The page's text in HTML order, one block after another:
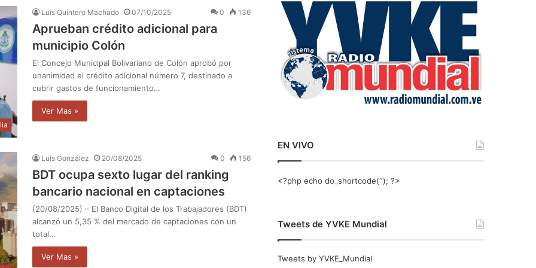
Luis Quintero Machado 07/10/2025 0 136
Aprueban crédito adicional para
municipio Colón
El Concejo Municipal Bolivariano de Colón aprobó por
unanimidad el crédito adicional número 7, destinado a
cubrir gastos de funcionamiento…
Ver Mas »
Luis González 20/08/2025 0 156
BDT ocupa sexto lugar del ranking
bancario nacional en captaciones
(20/08/2025) – El Banco Digital de los Trabajadores (BDT)
alcanzó un 5,35 % del mercado de captaciones con un
total…
Ver Mas »
r
EN VIVO
<?php echo do_shortcode(‘‘); ?>
Tweets de YVKE Mundial
Tweets by YVKE_Mundial